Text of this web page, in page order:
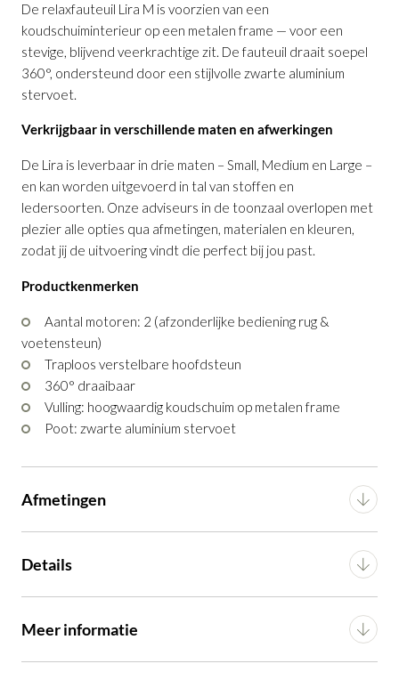
De relaxfauteuil Lira M is voorzien van een
koudschuiminterieur op een metalen frame — voor een
stevige, blijvend veerkrachtige zit. De fauteuil draait soepel
360°, ondersteund door een stijlvolle zwarte aluminium
stervoet.
Verkrijgbaar in verschillende maten en afwerkingen
De Lira is leverbaar in drie maten – Small, Medium en Large –
en kan worden uitgevoerd in tal van stoffen en
ledersoorten. Onze adviseurs in de toonzaal overlopen met
plezier alle opties qua afmetingen, materialen en kleuren,
zodat jij de uitvoering vindt die perfect bij jou past.
Productkenmerken
Aantal motoren: 2 (afzonderlijke bediening rug &
voetensteun)
Traploos verstelbare hoofdsteun
360° draaibaar
Vulling: hoogwaardig koudschuim op metalen frame
Poot: zwarte aluminium stervoet
Afmetingen
Diepte 84 cm
Hoogte
Details
Montage Gemonteerd (in verpakking)
Meer informatie
winkelmandje
Relaxfauteuil Lira M
Productnummer: G13100002363
€ 2.851,00 incl. BTW
GA NAAR WINKELMANDJE
OF VERDER WINKELEN